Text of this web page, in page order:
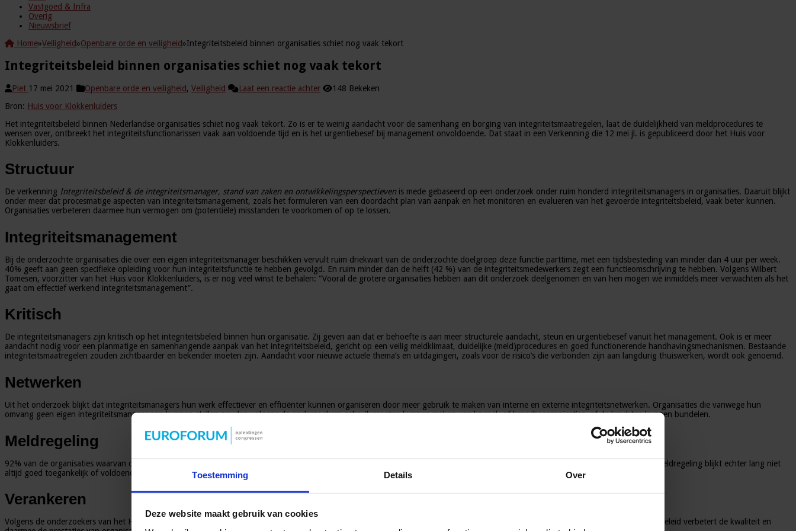
Toestemming Details Over
Deze website maakt gebruik van cookies
Vastgoed & Infra
Overig
Nieuwsbrief
Home»Veiligheid»Openbare orde en veiligheid»Integriteitsbeleid binnen organisaties schiet nog vaak tekort
Integriteitsbeleid binnen organisaties schiet nog vaak tekort
Piet 17 mei 2021 Openbare orde en veiligheid, Veiligheid Laat een reactie achter
148 Bekeken
Bron: Huis voor Klokkenluiders
Het integriteitsbeleid binnen Nederlandse organisaties schiet nog vaak tekort. Zo is er te weinig aandacht voor de samenhang en borging van integriteitsmaatregelen, laat de duidelijkheid van meldprocedures te
wensen over, ontbreekt het integriteitsfunctionarissen vaak aan voldoende tijd en is het urgentiebesef bij management onvoldoende. Dat staat in een Verkenning die 12 mei jl. is gepubliceerd door het Huis voor
Klokkenluiders.
Structuur
De verkenning Integriteitsbeleid & de integriteitsmanager, stand van zaken en ontwikkelingsperspectieven is mede gebaseerd op een onderzoek onder ruim honderd integriteitsmanagers in organisaties. Daaruit blijkt
onder meer dat procesmatige aspecten van integriteitsmanagement, zoals het formuleren van een doordacht plan van aanpak en het monitoren en evalueren van het gevoerde integriteitsbeleid, vaak beter kunnen.
Organisaties verbeteren daarmee hun vermogen om (potentiële) misstanden te voorkomen of op te lossen.
Integriteitsmanagement
Bij de onderzochte organisaties die over een eigen integriteitsmanager beschikken vervult ruim driekwart van de onderzochte doelgroep deze functie parttime, met een tijdsbesteding van minder dan 4 uur per week.
40% geeft aan geen specifieke opleiding voor hun integriteitsfunctie te hebben gevolgd. En ruim minder dan de helft (42 %) van de integriteitsmedewerkers zegt een functieomschrijving te hebben. Volgens Wilbert
Tomesen, voorzitter van het Huis voor Klokkenluiders, is er nog veel winst te behalen: “Vooral de grotere organisaties hebben aan dit onderzoek deelgenomen en van hen mogen we inmiddels meer verwachten als het
gaat om effectief werkend integriteitsmanagement”.
Kritisch
De integriteitsmanagers zijn kritisch op het integriteitsbeleid binnen hun organisatie. Zij geven aan dat er behoefte is aan meer structurele aandacht, steun en urgentiebesef vanuit het management. Ook is er meer
aandacht nodig voor een planmatige en samenhangende aanpak van het integriteitsbeleid, gericht op een veilig meldklimaat, duidelijke (meld)procedures en goed functionerende handhavingsmechanismen. Bestaande
integriteitsmaatregelen zouden zichtbaarder en bekender moeten zijn. Aandacht voor nieuwe actuele thema’s en uitdagingen, zoals voor de risico’s die verbonden zijn aan langdurig thuiswerken, wordt ook genoemd.
Netwerken
Uit het onderzoek blijkt dat integriteitsmanagers hun werk effectiever en efficiënter kunnen organiseren door meer gebruik te maken van interne en externe integriteitsnetwerken. Organisaties die vanwege hun
omvang geen eigen integriteitsmanager aan kunnen stellen zouden volgens de onderzoekers gebruik moeten kunnen maken van koepel- of brancheorganisaties, of de krachten kunnen bundelen.
Meldregeling
92% van de organisaties waarvan de integriteitsmanager deelnam aan het onderzoek heeft een (wettelijk verplichte) regeling voor het melden van vermoedens van misstanden. Die meldregeling blijkt echter lang niet
altijd goed toegankelijk of voldoende helder. Ongeveer één op de drie onderzochte organisaties heeft geen intern onderzoeksprotocol.
Verankeren
Volgens de onderzoekers van het Huis voor Klokkenluiders moeten werkgevers het integriteitsbeleid binnen hun organisatie steviger verankeren. Een goed functionerend integriteitsbeleid verbetert de kwaliteit en